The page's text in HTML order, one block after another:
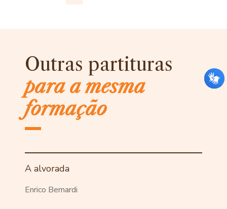
Outras partituras
para a mesma
formação
A alvorada
Enrico Bernardi